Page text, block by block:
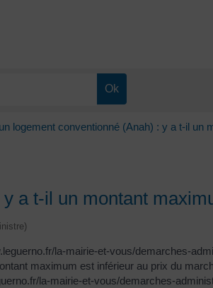
logement conventionné (Anah) : y a t-il un
a t-il un montant
la-mairie-et-vous/demarches-
maximum est inférieur au prix du
la-mairie-et-vous/demarches-